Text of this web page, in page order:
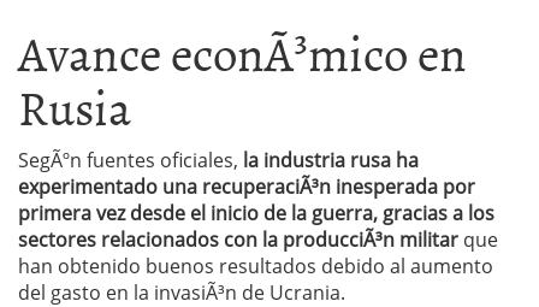
Avance econÃ³mico en
Rusia
SegÃºn fuentes oficiales, la industria rusa ha
experimentado una recuperaciÃ³n inesperada por
primera vez desde el inicio de la guerra, gracias a los
sectores relacionados con la producciÃ³n militar que
han obtenido buenos resultados debido al aumento
del gasto en la invasiÃ³n de Ucrania.